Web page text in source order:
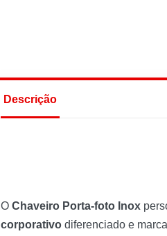
Descrição
O Chaveiro Porta-foto Inox
corporativo diferenciado e